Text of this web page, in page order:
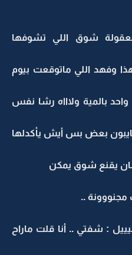
شوق اللي تشوفها
وفهد اللي ماتوقعت بيوم
بالمية ولاااه رشا نفس
مايبون بعض بس أيش يأكدلها
يقنع شوق يمكن
مجنووونة ..
: شفتي .. أنا قلت ماراح